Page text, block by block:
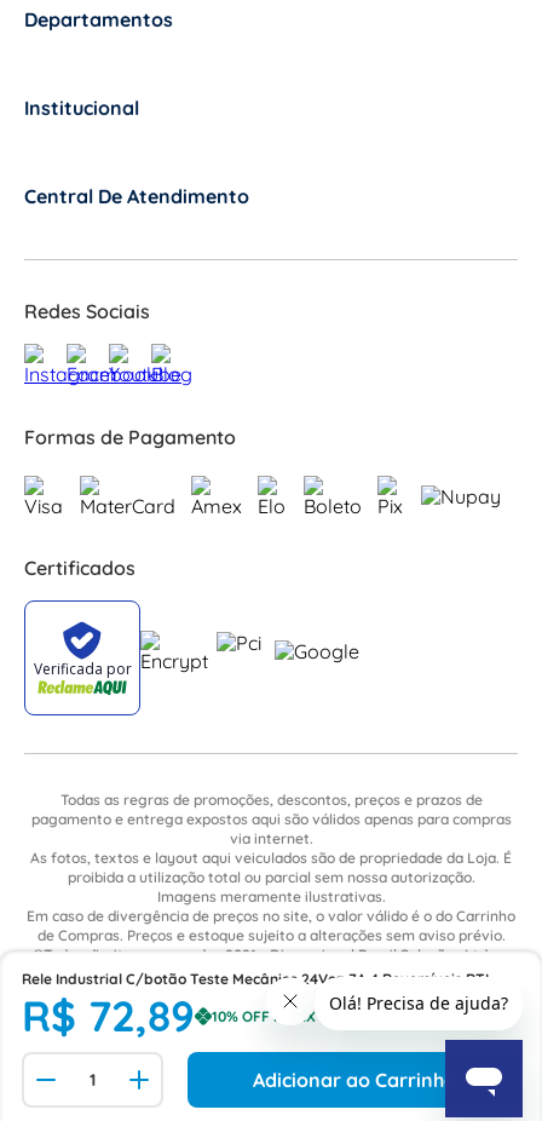
Rele Industrial C/botão Teste Mecânico 24Vca 7A 4 Reversíveis RTI
50/60Hz Fixação Base Série 55 553480240040 Finder
R$ 72,89
Adicionar ao Carrinho
Departamentos
Institucional
Central De Atendimento
Redes Sociais
Formas de Pagamento
Certificados
Todas as regras de promoções, descontos, preços e prazos de
pagamento e entrega expostos aqui são válidos apenas para compras
via internet.
As fotos, textos e layout aqui veiculados são de propriedade da Loja. É
proibida a utilização total ou parcial sem nossa autorização.
Imagens meramente ilustrativas.
Em caso de divergência de preços no site, o valor válido é o do Carrinho
de Compras. Preços e estoque sujeito a alterações sem aviso prévio.
©Todos direitos reservados 2021 - Dimensional Brasil Soluções Ltda. -
CNPJ: 06.913.480/0015-63 - Avenida Armando Ragonha, 190 - Bairro
Village Limeira. Pavilhão Sítio São João - Limeira - SP / CEP: 13.481-316